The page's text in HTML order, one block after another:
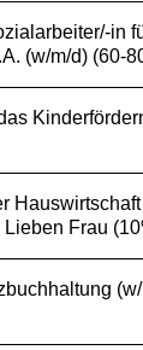
in
(w/m/d) (60-
Frau